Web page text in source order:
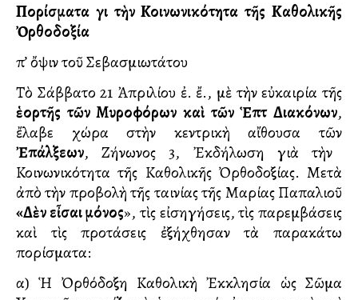
Πορίσματα γιὰ τὴν Κοινωνικότητα τῆς Καθολικῆς
Ὀρθοδοξία
Ὑπ’ ὄψιν τοῦ Σεβασμιωτάτου
Τὸ Σάββατο 21 Ἀπριλίου ἐ. ἔ., μὲ τὴν εὐκαιρία τῆς
ἑορτῆς τῶν Μυροφόρων καὶ τῶν Ἑπτὰ Διακόνων,
ἔλαβε χώρα στὴν κεντρικὴ αἴθουσα τῶν
Ἐπάλξεων, Ζήνωνος 3, Ἐκδήλωση γιὰ τὴν
Κοινωνικότητα τῆς Καθολικῆς Ὀρθοδοξίας. Μετὰ
ἀπὸ τὴν προβολὴ τῆς ταινίας τῆς Μαρίας Παπαλιοῦ
«Δὲν εἶσαι μόνος», τὶς εἰσηγήσεις, τὶς παρεμβάσεις
καὶ τὶς προτάσεις ἐξήχθησαν τὰ παρακάτω
πορίσματα:
α) Ἡ Ὀρθόδοξη Καθολικὴ Ἐκκλησία ὡς Σῶμα